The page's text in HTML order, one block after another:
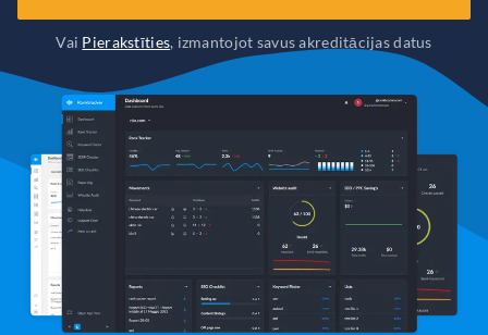
Vai Pierakstīties, izmantojot savus akreditācijas datus